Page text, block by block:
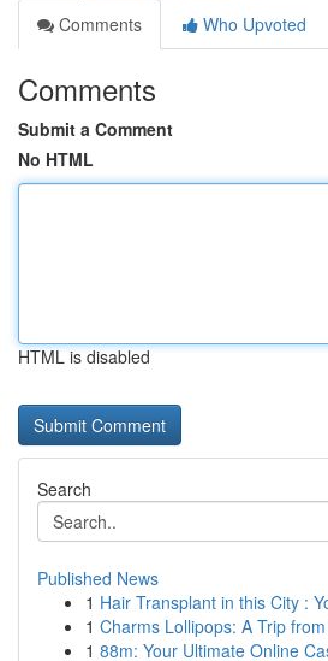
Comments
Who Upvoted
Comments
Submit a Comment
No HTML
HTML is disabled
Search
Published News
1 Hair Transplant in this City :
1 Charms Lollipops: A Trip
1 88m: Your Ultimate Online